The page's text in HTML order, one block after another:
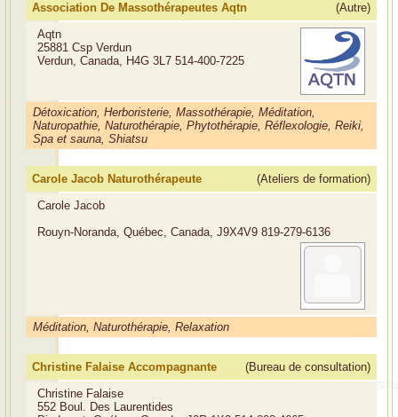
Association De Massothérapeutes Aqtn
(Autre)
Aqtn
25881 Csp Verdun
Verdun, Canada, H4G 3L7 514-400-7225
Détoxication, Herboristerie, Massothérapie, Méditation,
Naturopathie, Naturothérapie, Phytothérapie, Réflexologie, Reiki,
Spa et sauna, Shiatsu
Carole Jacob Naturothérapeute
(Ateliers de formation)
Carole Jacob
Rouyn-Noranda, Québec, Canada, J9X4V9 819-279-6136
Méditation, Naturothérapie, Relaxation
Christine Falaise Accompagnante
(Bureau de consultation)
Christine Falaise
552 Boul. Des Laurentides